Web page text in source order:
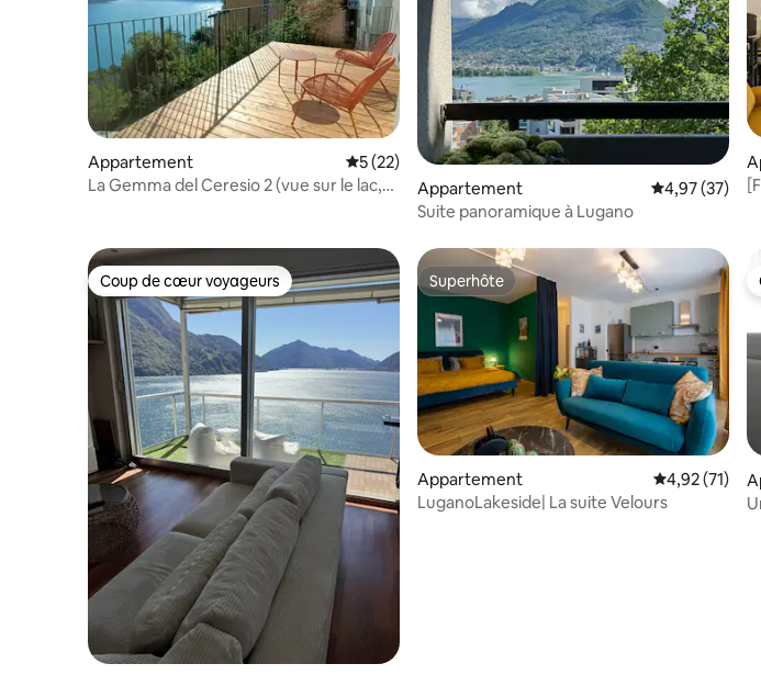
Appartement Évaluation moyenne sur la base de 22 commentaires :
5 (22)
La Gemma del Ceresio 2 (vue sur le lac,
Appartement Évaluation
4,97 (37)
Suite panoramique à Lugano
Coup de cœur voyageurs
Coup de cœur voyageurs Superhôte
Superhôte
Appartement Évaluation
4,92 (71)
LuganoLakeside| La suite Velours